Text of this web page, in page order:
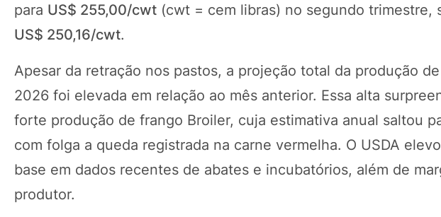
para US$ 255,00/cwt (cwt = cem libras) no segundo
US$ 250,16/cwt.
Apesar da retração nos pastos, a projeção total da produção
2026 foi elevada em relação ao mês anterior. Essa alta
forte produção de frango Broiler, cuja estimativa anual saltou
com folga a queda registrada na carne vermelha. O USDA
base em dados recentes de abates e incubatórios, além de
produtor.